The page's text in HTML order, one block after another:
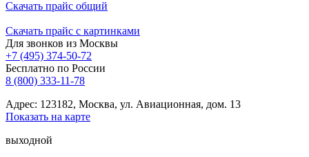
Скачать прайс общий
Скачать прайс с картинками
Для звонков из Москвы
+7 (495) 374-50-72
Бесплатно по России
8 (800) 333-11-78
Адрес: 123182, Москва, ул. Авиационная, дом. 13
Показать на карте
выходной